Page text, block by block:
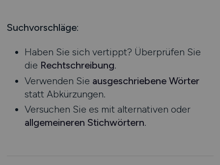
Schienen- / Straßen- / Luft- / Seefracht
Supply Chain Management
Vertrieb / Verkauf / Handel
Zoll / Behörden
Sonstige
Mecklenburg-Vorpommern
Nordrhein-Westfalen
Rheinland-Pfalz
Saarland
Sachsen
Sachsen-Anhalt
Schleswig-Holstein
Suchvorschläge:
Haben Sie sich vertippt? Überprüfen Sie
die Rechtschreibung.
Verwenden Sie ausgeschriebene Wörter
statt Abkürzungen.
Versuchen Sie es mit alternativen oder
allgemeineren Stichwörtern.